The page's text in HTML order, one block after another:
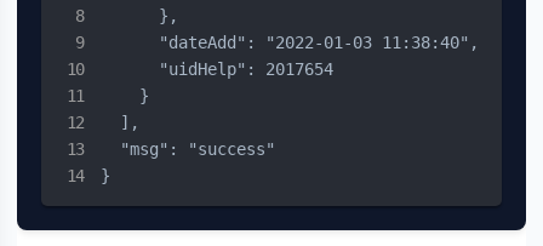
      },
      "dateAdd": "2022-01-03 11:38:40",
      "uidHelp": 2017654
    }
  ],
  "msg": "success"
}